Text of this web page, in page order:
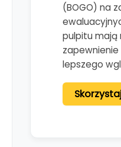
(BOGO) na
pulpitu mają
lepszego